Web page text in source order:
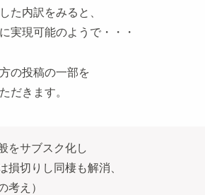
た内訳をみると、
実現可能のようで・・・
の投稿の一部を
だきます。
をサブスク化し
損切りし同棲も解消、
考え）